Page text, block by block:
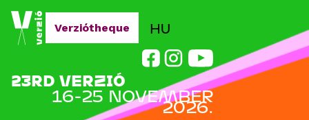
Jump to navigation
HU
23RD VERZIÓ
16-25 NOVEMBER
2026.
Verziótheque